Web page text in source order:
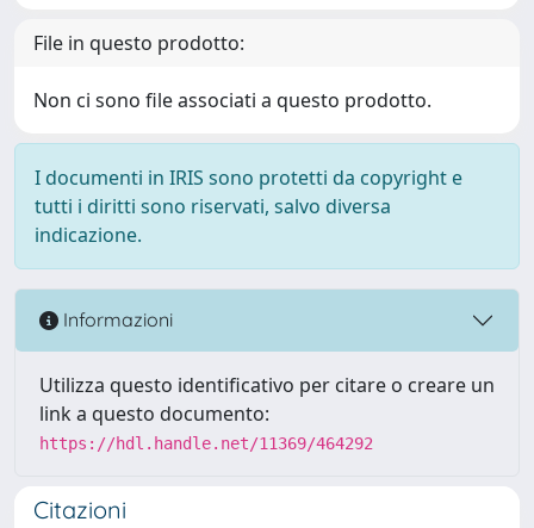
File in questo prodotto:
Non ci sono file associati a questo prodotto.
I documenti in IRIS sono protetti da copyright e
tutti i diritti sono riservati, salvo diversa
indicazione.
Informazioni
Utilizza questo identificativo per citare o creare un
link a questo documento:
https://hdl.handle.net/11369/464292
Citazioni